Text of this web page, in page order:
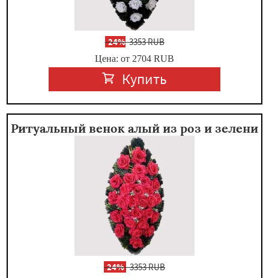
-24%3353 RUB
Цена: от 2704 RUB
Купить
Ритуальный венок алый из роз и зелени
-24%3353 RUB